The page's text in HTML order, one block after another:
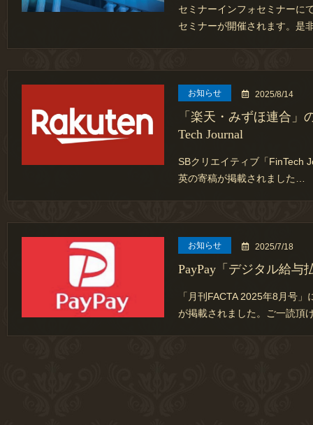
セミナーインフォセミナーに
セミナーが開催されます。是
お知らせ 2025/8/14
「楽天・みずほ連合」
Tech Journal
SBクリエイティブ「FinTech
英の寄稿が掲載されました…
お知らせ 2025/7/18
PayPay「デジタル給与
「月刊FACTA 2025年8月号
が掲載されました。ご一読頂